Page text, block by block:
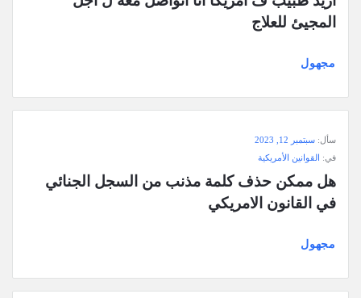
المجيئ للعلاج
مجهول
سأل: سبتمبر 12, 2023
في: القوانين الأمريكية
في القانون الامريكي
مجهول